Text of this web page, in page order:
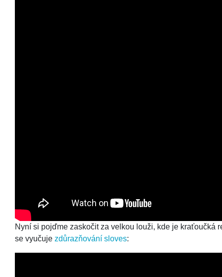
Nyní si pojďme zaskočit za velkou louži, kde je kraťoučká
se vyučuje zdůrazňování sloves: